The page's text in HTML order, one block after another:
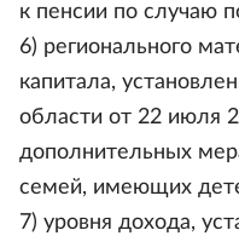
к пенсии по случаю
6) регионального
капитала,
области от 22 июля
дополнительных
семей, имеющих
7) уровня дохода,